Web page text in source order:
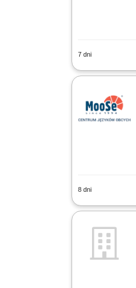
7 dni
8 dni